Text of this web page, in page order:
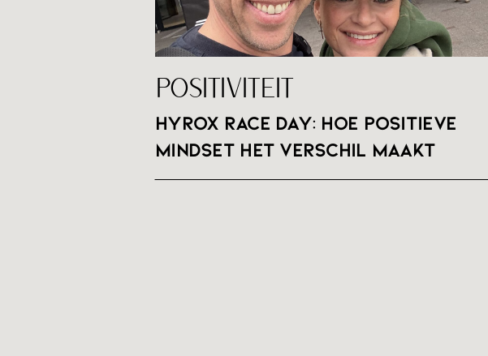
HYROX RACE DAY: hoe positieve
mindset het verschil maakt
POSITIVITEIT